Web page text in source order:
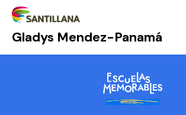
Gladys Mendez-Panamá